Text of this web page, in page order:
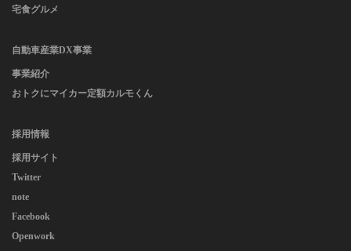
宅食グルメ
自動車産業DX事業
事業紹介
おトクにマイカー定額カルモくん
採用情報
採用サイト
Twitter
note
Facebook
Openwork